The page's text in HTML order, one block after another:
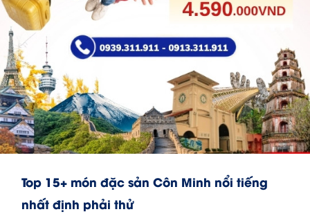
Top 15+ món đặc sản Côn Minh nổi tiếng
nhất định phải thử